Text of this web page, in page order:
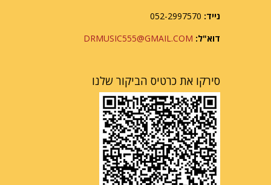
נייד:
דוא"ל: DRMUSIC555@GMAIL.COM
סירקו את כרטיס הביקור שלנו